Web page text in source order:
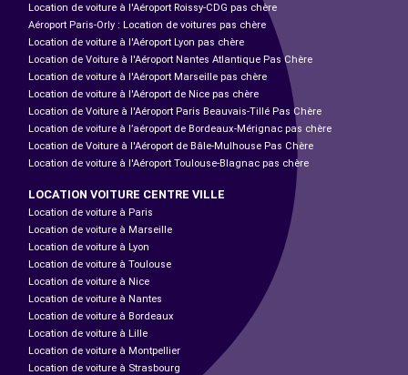
Location de voiture à l'Aéroport Roissy-CDG pas chère
Aéroport Paris-Orly : Location de voitures pas chère
Location de voiture à l'Aéroport Lyon pas chère
Location de Voiture à l'Aéroport Nantes Atlantique Pas Chère
Location de voiture à l'Aéroport Marseille pas chère
Location de voiture à l'Aéroport de Nice pas chère
Location de Voiture à l'Aéroport Paris Beauvais-Tillé Pas Chère
Location de voiture à l’aéroport de Bordeaux-Mérignac pas chère
Location de Voiture à l'Aéroport de Bâle-Mulhouse Pas Chère
Location de voiture à l'Aéroport Toulouse-Blagnac pas chère
LOCATION VOITURE CENTRE VILLE
Location de voiture à Paris
Location de voiture à Marseille
Location de voiture à Lyon
Location de voiture à Toulouse
Location de voiture à Nice
Location de voiture à Nantes
Location de voiture à Bordeaux
Location de voiture à Lille
Location de voiture à Montpellier
Location de voiture à Strasbourg